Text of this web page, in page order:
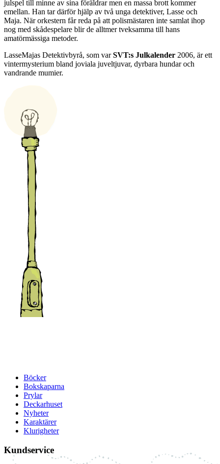
julspel till minne av sina föräldrar men en massa brott kommer
emellan. Han tar därför hjälp av två unga detektiver, Lasse och
Maja. När orkestern får reda på att polismästaren inte samlat ihop
nog med skådespelare blir de alltmer tveksamma till hans
amatörmässiga metoder.
LasseMajas Detektivbyrå, som varSVT:s Julkalender 2006, är ett
vintermysterium bland joviala juveltjuvar, dyrbara hundar och
vandrande mumier.
Böcker
Bokskaparna
Prylar
Deckarhuset
Nyheter
Karaktärer
Klurigheter
Kundservice